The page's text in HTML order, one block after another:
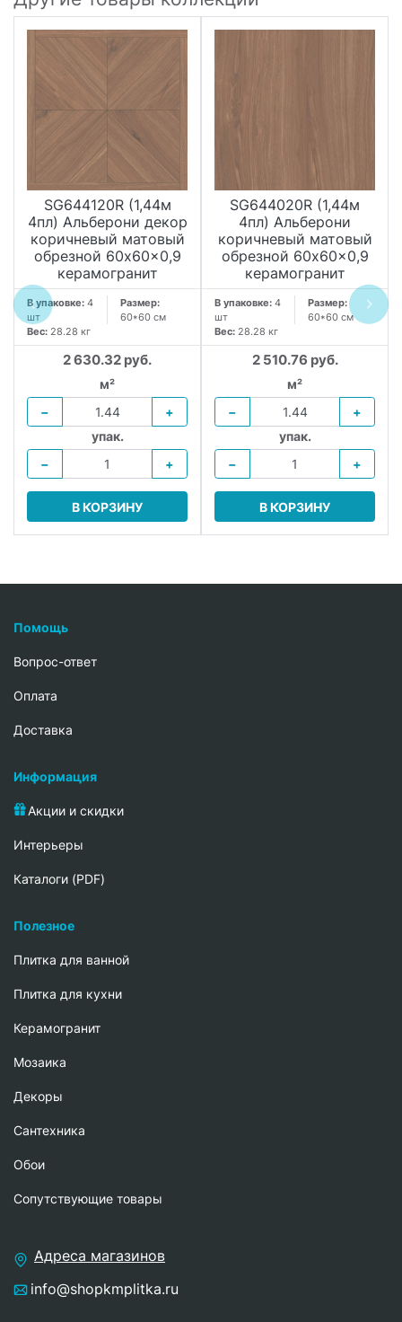
SG644120R (1,44м
4пл) Альберони декор
коричневый матовый
обрезной 60x60x0,9
керамогранит
В упаковке: 4
шт
Размер:
60*60 см
Вес: 28.28 кг
2 630.32 руб.
м²
−
+
упак.
−
+
В КОРЗИНУ
SG644020R (1,44м
4пл) Альберони
коричневый матовый
обрезной 60x60x0,9
керамогранит
В упаковке: 4
шт
Размер:
60*60 см
Вес: 28.28 кг
2 510.76 руб.
м²
−
+
упак.
−
+
В КОРЗИНУ
Помощь
Вопрос-ответ
Oплата
Доставка
Информация
Акции и скидки
Интерьеры
Каталоги (PDF)
Полезное
Плитка для ванной
Плитка для кухни
Керамогранит
Мозаика
Декоры
Сантехника
Обои
Сопутствующие товары
Адреса магазинов
info@shopkmplitka.ru